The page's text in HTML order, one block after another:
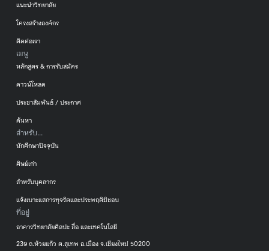
แนะนำวิทยาลัย
โครงสร้างองค์กร
ติดต่อเรา
เมนู
หลักสูตร & การรับสมัคร
ดาวน์โหลด
ประชาสัมพันธ์ / ประกาศ
ค้นหา
สำหรับ...
นักศึกษาปัจจุบัน
ศิษย์เก่า
สำหรับบุคลากร
แจ้งเบาะแสการทุจริตและประพฤติมิชอบ
ที่อยู่
อาคารวิทยาลัยศิลปะ สื่อ และเทคโนโลยี
239 ถ.ห้วยแก้ว ต.สุเทพ อ.เมือง จ.เชียงใหม่ 50200